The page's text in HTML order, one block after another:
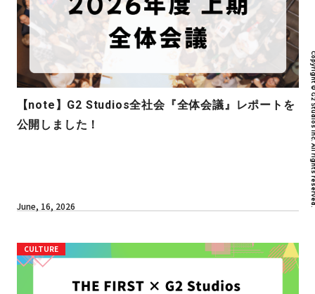
Copyright © G2
【note】G2 Studios全社会『全体会議』レポートを
公開しました！
June, 16, 2026
CULTURE